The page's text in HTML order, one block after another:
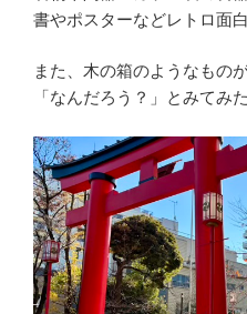
書やポスターなどレトロ面
また、木の箱のようなもの
「なんだろう？」とみてみ